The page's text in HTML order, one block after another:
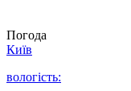
Погода
Київ
вологість: